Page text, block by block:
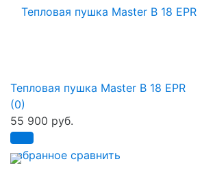
избранное сравнить
Тепловая пушка Master B 18 EPR
(0)
55 900 руб.